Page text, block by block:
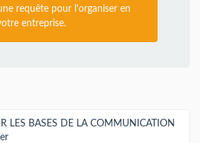
requête pour l'organiser en
entreprise.
LES BASES DE LA COMMUNICATION